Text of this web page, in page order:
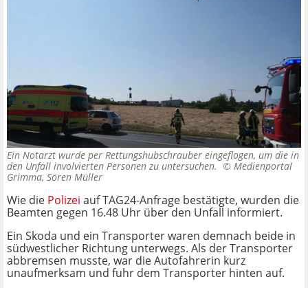
Ein Notarzt wurde per Rettungshubschrauber eingeflogen, um die in
den Unfall involvierten Personen zu untersuchen. © Medienportal
Grimma, Sören Müller
Wie die Polizei auf TAG24-Anfrage bestätigte, wurden die
Beamten gegen 16.48 Uhr über den Unfall informiert.
Ein Skoda und ein Transporter waren demnach beide in
südwestlicher Richtung unterwegs. Als der Transporter
abbremsen musste, war die Autofahrerin kurz
unaufmerksam und fuhr dem Transporter hinten auf.